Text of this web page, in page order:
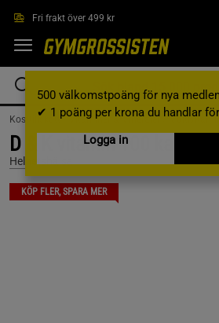
Fri frakt över 499 kr
500 välkomstpoäng för nya
✔ 1 poäng per krona du handlar för
Logga in
Kosttillskott /Vitaminer & Mineraler /Multivitamin
D & K vitamin 100 kapslar
Helhetshälsa
KÖP FLER, SPARA MER